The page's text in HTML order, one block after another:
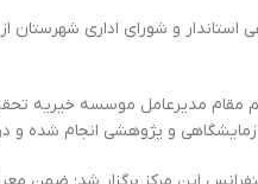
و شورای اداری شهرستان
مقام مدیرعامل موسسه خیریه
و پژوهشی انجام شده و در